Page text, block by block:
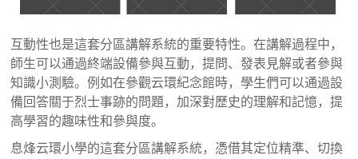
互動性也是這套分區講解系統的重要特性。在講解過程中，
師生可以通過終端設備參與互動，提問、發表見解或者參與
知識小測驗。例如在參觀云環紀念館時，學生們可以通過設
備回答關于烈士事跡的問題，加深對歷史的理解和記憶，提
高學習的趣味性和參與度。
息烽云環小學的這套分區講解系統，憑借其定位精準、切換